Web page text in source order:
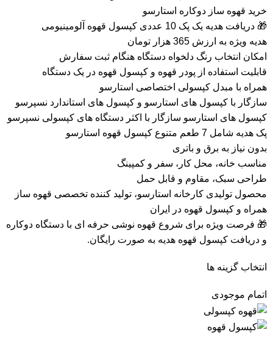
خرید قهوه ساز دوکاره استارسو
🎁 دریافت هدیه یک پک 10 عددی کپسول قهوه آلومینیومی
هدیه ویژه به ارزش 365 هزار تومان
امکان انتخاب رنگ دلخواه دستگاه هنگام ثبت سفارش
قابلیت استفاده از پودر قهوه و کپسول قهوه در یک دستگاه
همراه با مبدل کپسولی اختصاصی استارسو
سازگار با کپسول های استارسو و کپسول های استاندارد نسپرسو
کپسول های استارسو سازگار با اکثر دستگاه های کپسولی نسپرسو
پک هدیه شامل 7 طعم متنوع کپسول قهوه استارسو
بدون نیاز به برق و باتری
مناسب خانه، محل کار، سفر و کمپینگ
طراحی سبک، مقاوم و قابل حمل
محصول تولیدی کارخانه استارسو، تولید کننده تخصصی قهوه ساز
همراه و کپسول قهوه در ایران
🎁 فرصت ویژه برای شروع قهوه نوشی حرفه ای با دستگاه دوکاره
و دریافت کپسول قهوه هدیه به صورت رایگان.
انتخاب گزینه ها
اتمام موجودی